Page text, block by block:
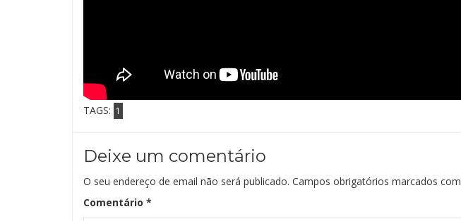
TAGS: 1
Deixe um comentário
O seu endereço de email não será publicado. Campos obrigatórios marcados com
Comentário *